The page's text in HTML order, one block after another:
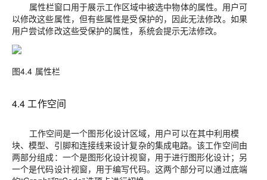
属性栏窗口用于展示工作区域中被选中物体的属性。用户可
以修改这些属性，但有些属性是受保护的，因此无法修改。如果
用户尝试修改这些受保护的属性，系统会提示无法修改。
图4.4 属性栏
4.4 工作空间
工作空间是一个图形化设计区域，用户可以在其中利用模
块、模型、引脚和连接线来设计复杂的集成电路。该工作空间由
两部分组成：一个是图形化设计视窗，用于进行图形化设计；另
一个是代码设计视窗，用于编写代码。这两个部分可以通过底端